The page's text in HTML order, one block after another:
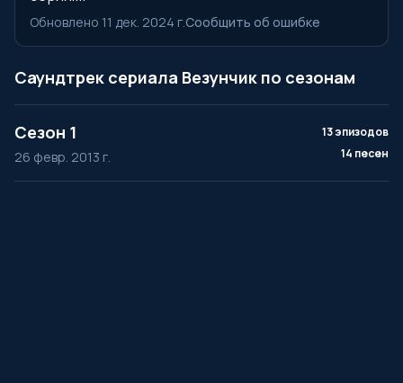
Обновлено 11 дек. 2024 г.Сообщить об ошибке
Саундтрек сериала Везунчик по сезонам
Сезон 1
26 февр. 2013 г.
13 эпизодов
14 песен